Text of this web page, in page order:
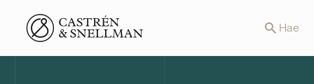
Front page Hae